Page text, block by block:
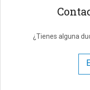
¿Tienes alguna